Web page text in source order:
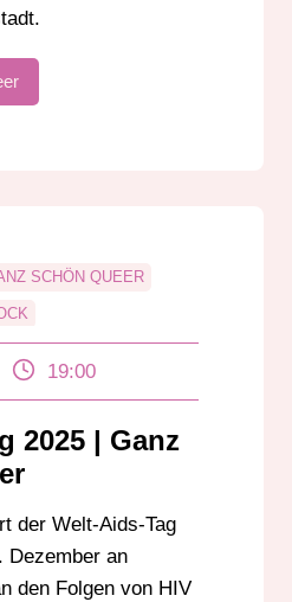
SCHÖN QUEER
19:00
2025 | Ganz
der Welt-Aids-Tag
Dezember an
den Folgen von HIV